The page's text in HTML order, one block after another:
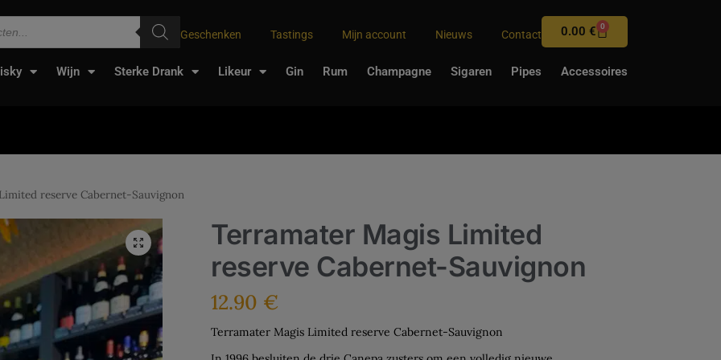
Geschenken Tastings Mijn account Nieuws Contact 0.00€ 0
Wijn Sterke Drank Likeur Gin Rum Champagne Sigaren Pipes Accessoires
reserve Cabernet-Sauvignon
Terramater Magis Limited
reserve Cabernet-Sauvignon
12.90 €
Terramater Magis Limited reserve Cabernet-Sauvignon